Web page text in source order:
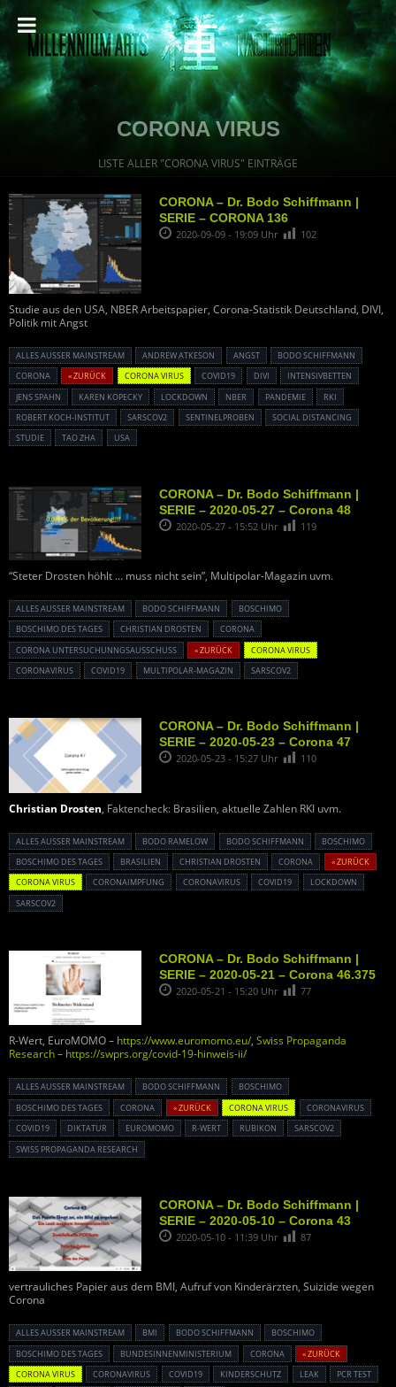
CORONA VIRUS
LISTE ALLER "CORONA VIRUS" EINTRÄGE
CORONA – Dr. Bodo Schiffmann |
SERIE – CORONA 136
2020-09-09 - 19:09 Uhr 102
Studie aus den USA, NBER Arbeitspapier, Corona-Statistik Deutschland, DIVI,
Politik mit Angst
ALLES AUSSER MAINSTREAM ANDREW ATKESON ANGST
BODO SCHIFFMANN
CORONA
« ZURÜCK CORONA VIRUS COVID19 DIVI
INTENSIVBETTEN
JENS SPAHN
KAREN KOPECKY LOCKDOWN NBER PANDEMIE
RKI
ROBERT KOCH-INSTITUT
SARSCOV2 SENTINELPROBEN
SOCIAL DISTANCING
STUDIE
TAO ZHA USA
CORONA – Dr. Bodo Schiffmann |
SERIE – 2020-05-27 – Corona 48
2020-05-27 - 15:52 Uhr 119
“Steter Drosten höhlt … muss nicht sein”, Multipolar-Magazin uvm.
ALLES AUSSER MAINSTREAM BODO SCHIFFMANN
BOSCHIMO
BOSCHIMO DES TAGES
CHRISTIAN DROSTEN
CORONA
CORONA UNTERSUCHUNNGSAUSSCHUSS
« ZURÜCK
CORONA VIRUS
CORONAVIRUS
COVID19 MULTIPOLAR-MAGAZIN SARSCOV2
CORONA – Dr. Bodo Schiffmann |
SERIE – 2020-05-23 – Corona 47
2020-05-23 - 15:27 Uhr 110
Christian Drosten, Faktencheck: Brasilien, aktuelle Zahlen RKI uvm.
ALLES AUSSER MAINSTREAM BODO RAMELOW BODO SCHIFFMANN
BOSCHIMO
BOSCHIMO DES TAGES
BRASILIEN CHRISTIAN DROSTEN CORONA
« ZURÜCK
CORONA VIRUS
CORONAIMPFUNG CORONAVIRUS COVID19
LOCKDOWN
SARSCOV2
CORONA – Dr. Bodo Schiffmann |
SERIE – 2020-05-21 – Corona 46.375
2020-05-21 - 15:20 Uhr 77
R-Wert, EuroMOMO – https://www.euromomo.eu/, Swiss Propaganda
Research– https://swprs.org/covid-19-hinweis-ii/
ALLES AUSSER MAINSTREAM BODO SCHIFFMANN
BOSCHIMO
BOSCHIMO DES TAGES
CORONA « ZURÜCK CORONA VIRUS
CORONAVIRUS
COVID19
DIKTATUR EUROMOMO R-WERT RUBIKON
SARSCOV2
SWISS PROPAGANDA RESEARCH
CORONA – Dr. Bodo Schiffmann |
SERIE – 2020-05-10 – Corona 43
2020-05-10 - 11:39 Uhr 87
vertrauliches Papier aus dem BMI, Aufruf von Kinderärzten, Suizide wegen
Corona
ALLES AUSSER MAINSTREAM BMI BODO SCHIFFMANN
BOSCHIMO
BOSCHIMO DES TAGES
BUNDESINNENMINISTERIUM CORONA
« ZURÜCK
CORONA VIRUS
CORONAVIRUS COVID19 KINDERSCHUTZ LEAK
PCR TEST